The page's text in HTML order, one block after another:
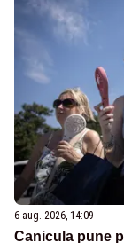
6 aug. 2026, 14:09
Canicula pune